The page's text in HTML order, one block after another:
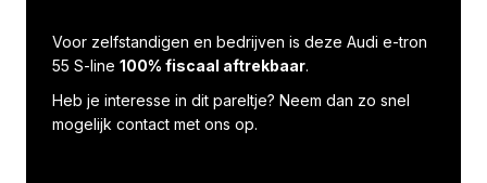
Voor zelfstandigen en bedrijven is deze Audi e-tron
55 S-line 100% fiscaal aftrekbaar.
Heb je interesse in dit pareltje? Neem dan zo snel
mogelijk contact met ons op.